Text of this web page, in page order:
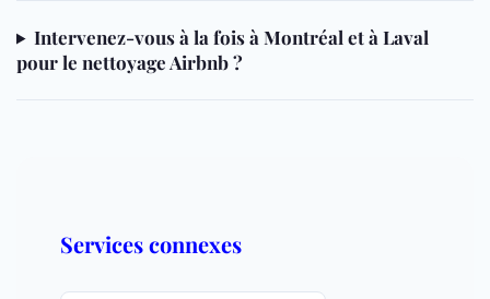
Intervenez-vous à la fois à Montréal et à Laval
pour le nettoyage Airbnb ?
Services connexes